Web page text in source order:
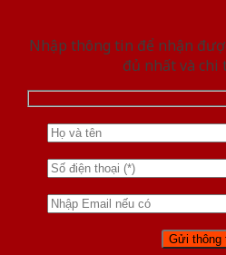
Nhập thông tin để nhận
đủ nhất và chi